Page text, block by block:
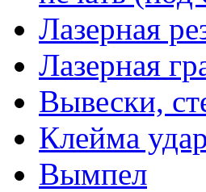
Лазерная
Лазерная
Вывески,
Клейма
Вымпел